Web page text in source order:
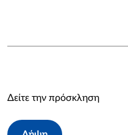
Δείτε την πρόσκληση